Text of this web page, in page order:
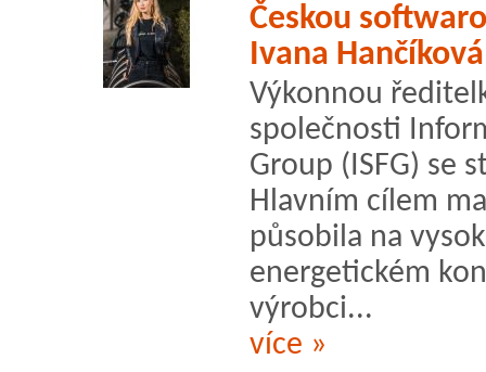
Českou
Ivana Hančíková
Výkonnou
společnosti
Group (ISFG) se
Hlavním cílem
působila na
energetickém
výrobci...
více »